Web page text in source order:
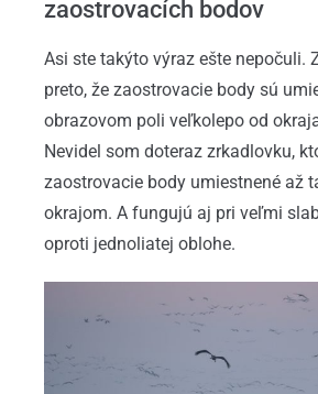
zaostrovacích bodov
Asi ste takýto výraz ešte nepočuli.
preto, že zaostrovacie body sú
obrazovom poli veľkolepo od
Nevidel som doteraz zrkadlovku,
zaostrovacie body umiestnené až
okrajom. A fungujú aj pri veľmi
oproti jednoliatej oblohe.